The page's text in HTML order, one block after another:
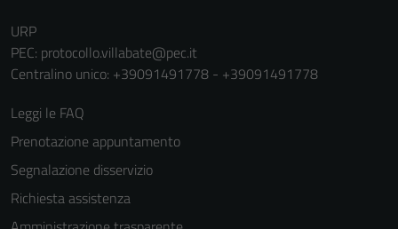
URP
PEC: protocollo.villabate@pec.it
Centralino unico: +39091491778 - +39091491778
Leggi le FAQ
Prenotazione appuntamento
Segnalazione disservizio
Richiesta assistenza